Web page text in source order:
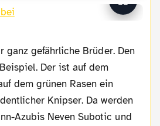
Der ist auf dem
dem grünen Rasen ein
Knipser. Da werden
Azubis Neven Subotic und